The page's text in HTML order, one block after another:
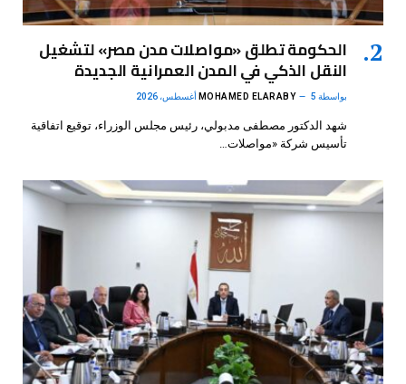
الحكومة تطلق «مواصلات مدن مصر» لتشغيل
النقل الذكي في المدن العمرانية الجديدة
بواسطة MOHAMED ELARABY 5 أغسطس، 2026
شهد الدكتور مصطفى مدبولي، رئيس مجلس الوزراء، توقيع اتفاقية
تأسيس شركة «مواصلات…